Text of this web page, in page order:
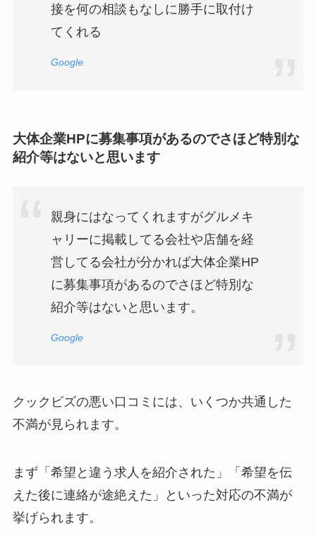
接を何の相談もなしに勝手に取付け
てくれる
Google
大体企業HPに募集事項があるのでさほど特別な
紹介等はないと思います
親身にはなってくれますがグルメキ
ャリーに掲載してる会社や店舗を経
営してる会社が分かれば大体企業HP
に募集事項があるのでさほど特別な
紹介等はないと思います。
Google
クックビズの悪い口コミには、いくつか共通した
不満が見られます。
まず「希望と違う求人を紹介された」「希望を伝
えた後に連絡が途絶えた」といった対応の不満が
挙げられます。